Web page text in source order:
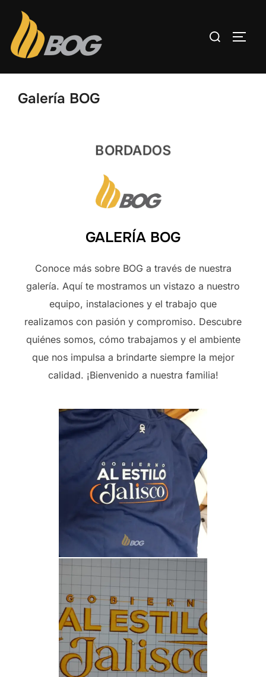
Galería BOG
BORDADOS
GALERÍA BOG
Conoce más sobre BOG a través de nuestra
galería. Aquí te mostramos un vistazo a nuestro
equipo, instalaciones y el trabajo que
realizamos con pasión y compromiso. Descubre
quiénes somos, cómo trabajamos y el ambiente
que nos impulsa a brindarte siempre la mejor
calidad. ¡Bienvenido a nuestra familia!